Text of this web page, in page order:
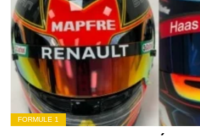
FORMULE 1